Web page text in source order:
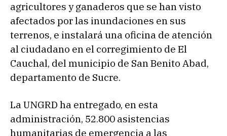
agricultores y ganaderos que se han visto
afectados por las inundaciones en sus
terrenos, e instalará una oficina de atención
al ciudadano en el corregimiento de El
Cauchal, del municipio de San Benito Abad,
departamento de Sucre.
La UNGRD ha entregado, en esta
administración, 52.800 asistencias
humanitarias de emergencia a las